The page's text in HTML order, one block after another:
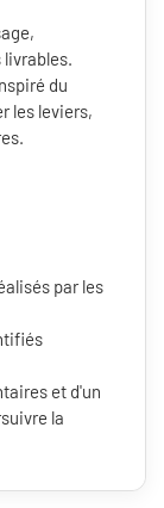
du
les leviers,
par les
et d'un
la